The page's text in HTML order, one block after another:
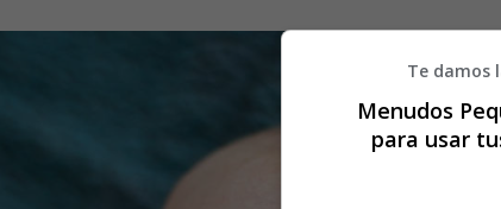
Te damos
Menudos
para usar